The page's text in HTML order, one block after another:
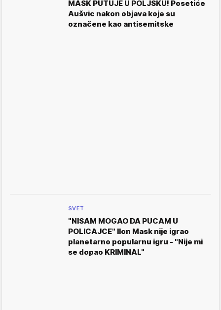
MASK PUTUJE U POLJSKU! Posetiće
Aušvic nakon objava koje su
označene kao antisemitske
SVET
"NISAM MOGAO DA PUCAM U
POLICAJCE" Ilon Mask nije igrao
planetarno popularnu igru - "Nije mi
se dopao KRIMINAL"